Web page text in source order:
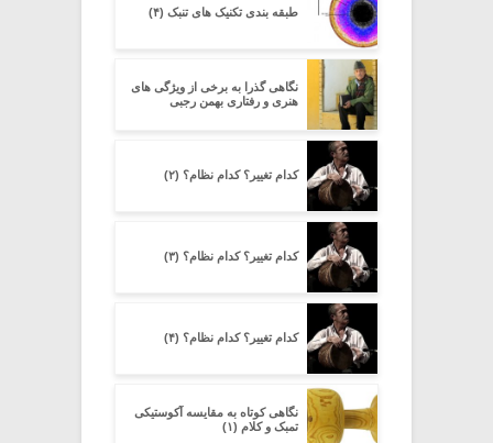
طبقه بندی تکنیک های تنبک (۴)
نگاهی گذرا به برخی از ویژگی های
هنری و رفتاری بهمن رجبی
کدام تغییر؟ کدام نظام؟ (۲)
کدام تغییر؟ کدام نظام؟ (۳)
کدام تغییر؟ کدام نظام؟ (۴)
نگاهی کوتاه به مقایسه آکوستیکی
تمبک و کلام (۱)